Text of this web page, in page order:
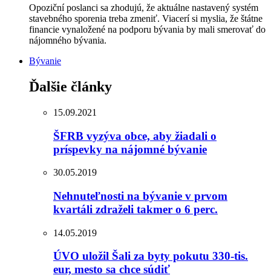
Opoziční poslanci sa zhodujú, že aktuálne nastavený systém
stavebného sporenia treba zmeniť. Viacerí si myslia, že štátne
financie vynaložené na podporu bývania by mali smerovať do
nájomného bývania.
Bývanie
Ďalšie články
15.09.2021
ŠFRB vyzýva obce, aby žiadali o
príspevky na nájomné bývanie
30.05.2019
Nehnuteľnosti na bývanie v prvom
kvartáli zdraželi takmer o 6 perc.
14.05.2019
ÚVO uložil Šali za byty pokutu 330-tis.
eur, mesto sa chce súdiť